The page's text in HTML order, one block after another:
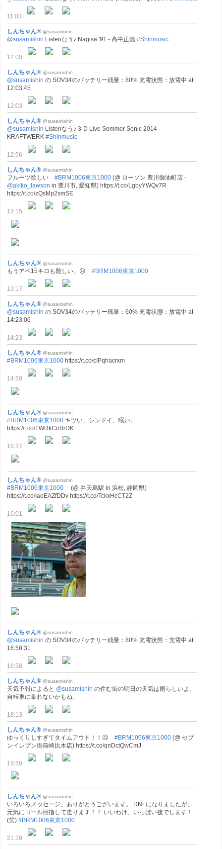
11:03
しんちゃん® @susamishin
@susamishin Listenなう♪ Nagisa '91 - 高中正義 #Shinmusic
12:00
しんちゃん® @susamishin
@susamishin の SOV34のバッテリー残量：80% 充電状態：放電中 at
12:03:45
12:03
しんちゃん® @susamishin
@susamishin Listenなう♪ 3-D Live Sommer Sonic 2014 -
KRAFTWERK #Shinmusic
12:56
しんちゃん® @susamishin
フルーツ欲しい #BRM1006東京1000 (@ ローソン 豊川御油町店 -
@akiko_lawson in 豊川市, 愛知県) https://t.co/LgbyYWQv7R
https://t.co/zQsMp2smSE
13:15
しんちゃん® @susamishin
もうアベ15キロも難しい。😥 #BRM1006東京1000
13:17
しんちゃん® @susamishin
@susamishin の SOV34のバッテリー残量：60% 充電状態：放電中 at
14:23:06
14:23
しんちゃん® @susamishin
#BRM1006東京1000 https://t.co/cIPqhacrxm
14:50
しんちゃん® @susamishin
#BRM1006東京1000 キツい、シンドイ、眠い。
https://t.co/1WRkCnBrDK
15:37
しんちゃん® @susamishin
#BRM1006東京1000 (@ 弁天島駅 in 浜松, 静岡県)
https://t.co/IaoEAZfDDv https://t.co/TckxHcCT2Z
16:01
しんちゃん® @susamishin
@susamishin の SOV34のバッテリー残量：80% 充電状態：充電中 at
16:58:31
16:58
しんちゃん® @susamishin
天気予報によると @susamishin の住む街の明日の天気は雨らしいよ。
自転車に乗れないかもね。
18:13
しんちゃん® @susamishin
ゆっくりしすぎてタイムアウト！！😥 #BRM1006東京1000 (@ セブ
ンイレブン御前崎比木店) https://t.co/qnDctQwCmJ
19:50
しんちゃん® @susamishin
いろいろメッセージ、ありがとうございます。 DNFになりましたが、
元気にゴール目指して走ります！！ いいわけ、いっぱい後でします！
(笑) #BRM1006東京1000
21:39